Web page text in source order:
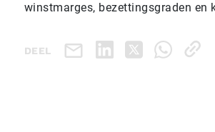
winstmarges, bezettingsgraden en
DEEL